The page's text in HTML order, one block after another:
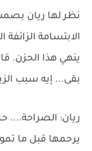
نظر لها ريان
الابتسامة
ينهي هذا الحزن.
بقى... إيه سبب
ريان: الصراحة....
يرحمها قبل ما